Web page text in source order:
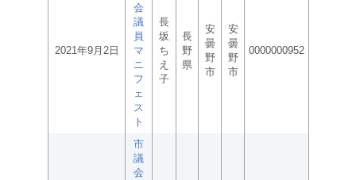
2021年9月2日
会
議
員
マ
ニ
フ
ェ
ス
ト
長
坂
ち
え
子
長
野
県
安
曇
野
市
安
曇
野
市
0000000952
市
議
会